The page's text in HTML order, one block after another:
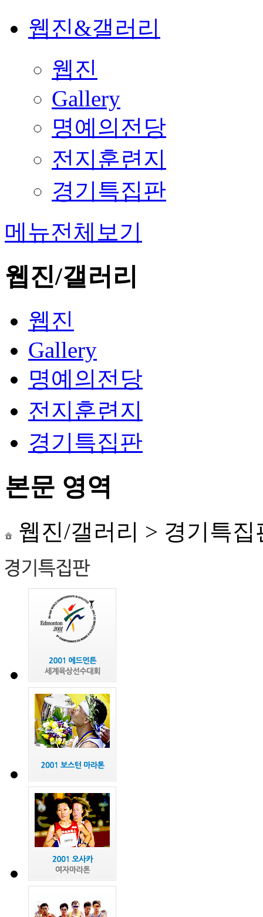
웹진&갤러리
웹진
Gallery
명예의전당
전지훈련지
경기특집판
메뉴전체보기
웹진/갤러리
웹진
Gallery
명예의전당
전지훈련지
경기특집판
본문 영역
웹진/갤러리 > 경기특집